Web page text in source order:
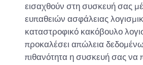
εισαχθούν στη συσκευή σας
ευπαθειών ασφάλειας
καταστροφικό κακόβουλο
προκαλέσει απώλεια
πιθανότητα η συσκευή σας να